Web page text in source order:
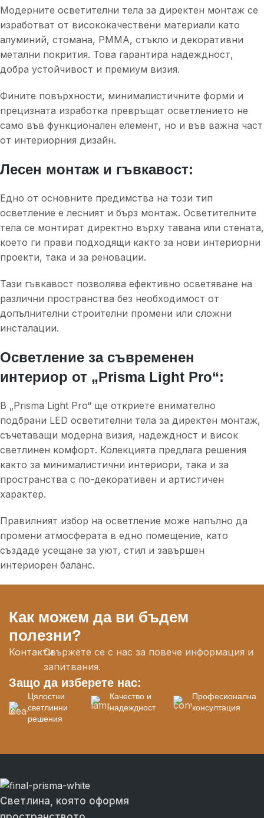
Модерните осветителни тела за директен монтаж се
изработват от висококачествени материали като
алуминий, стомана, PMMA, стъкло и декоративни
метални покрития. Това гарантира надеждност,
добра устойчивост и премиум визия.
Фините повърхности, минималистичните форми и
прецизната изработка превръщат осветлението не
само във функционален елемент, но и във важна част
от интериорния дизайн.
Лесен монтаж и гъвкавост:
Едно от основните предимства на този тип
осветление е лесният и бърз монтаж. Осветителните
тела се монтират директно върху тавана или стената,
което ги прави подходящи както за нови интериорни
проекти, така и за реновации.
Тази гъвкавост позволява ефективно осветяване на
различни пространства без необходимост от
допълнителни строителни промени или сложни
инсталации.
Осветление за съвременен
интериор от „Prisma Light Pro“:
В „Prisma Light Pro“ ще откриете внимателно
подбрани LED осветителни тела за директен монтаж,
съчетаващи модерна визия, надеждност и висок
светлинен комфорт. Колекцията предлага решения
както за минималистични интериори, така и за
пространства с по-декоративен и артистичен
характер.
Правилният избор на осветление може напълно да
промени атмосферата в едно помещение, като
създаде усещане за уют, стил и завършен
интериорен баланс.
Как можем да ви бъдем
полезни?
КонтактиСвържете се с нас за повече информация и
запитвания.
Защо да изберете нас:
Цялостни
светлинни
решения
Качество и
надеждност
Професионална
консултация
Светлина, която оформя